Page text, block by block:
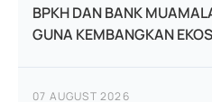
BPKH DAN BANK
GUNA KEMBANGKAN
07 AUGUST 2026